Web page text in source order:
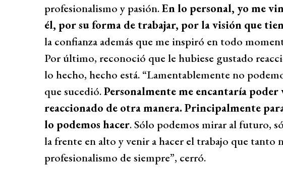
profesionalismo y pasión.En lo personal, yo me
él, por su forma de trabajar, por la visión que
la confianza además que me inspiró en todo
Por último, reconoció que le hubiese gustado
lo hecho, hecho está. “Lamentablemente no
que sucedió.Personalmente me encantaría
reaccionado de otra manera. Principalmente
lo podemos hacer. Sólo podemos mirar al futuro,
la frente en alto y venir a hacer el trabajo que tanto
profesionalismo de siempre”, cerró.